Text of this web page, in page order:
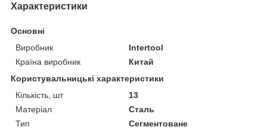
Характеристики
Основні
Виробник
Intertool
Країна виробник
Китай
Користувальницькі характеристики
Кількість, шт
13
Матеріал
Сталь
Тип
Сегментоване